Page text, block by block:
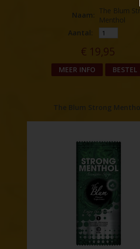
Naam: The Blum
Menthol
Aantal:
€ 19,95
MEER INFO BESTEL
The Blum Strong